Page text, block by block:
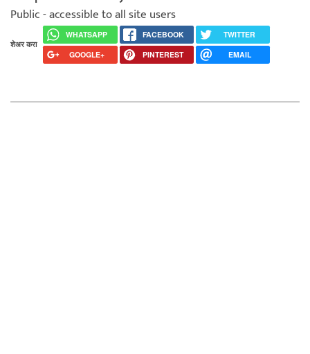
Public - accessible to all site users
शेअर करा
WHATSAPP FACEBOOK
TWITTER
GOOGLE+
PINTEREST EMAIL